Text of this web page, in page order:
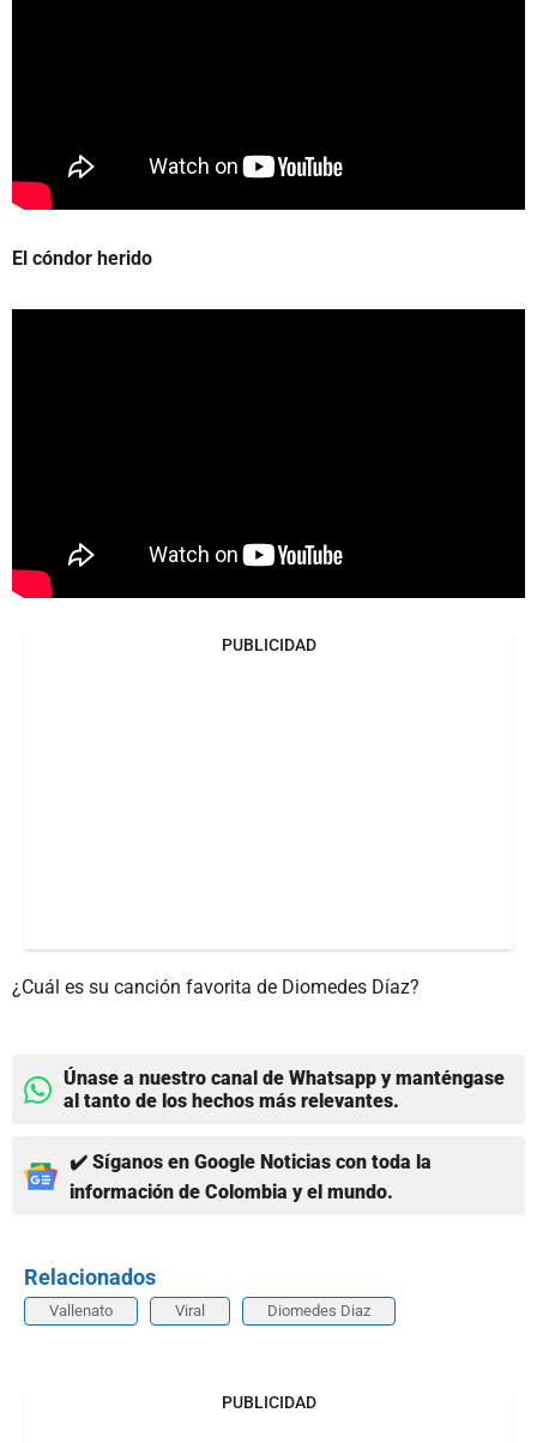
El cóndor herido
PUBLICIDAD
¿Cuál es su canción favorita de Diomedes Díaz?
Únase a nuestro canal de Whatsapp y manténgase
al tanto de los hechos más relevantes.
✔️ Síganos en Google Noticias con toda la
información de Colombia y el mundo.
Relacionados
Vallenato Viral Diomedes Diaz
PUBLICIDAD